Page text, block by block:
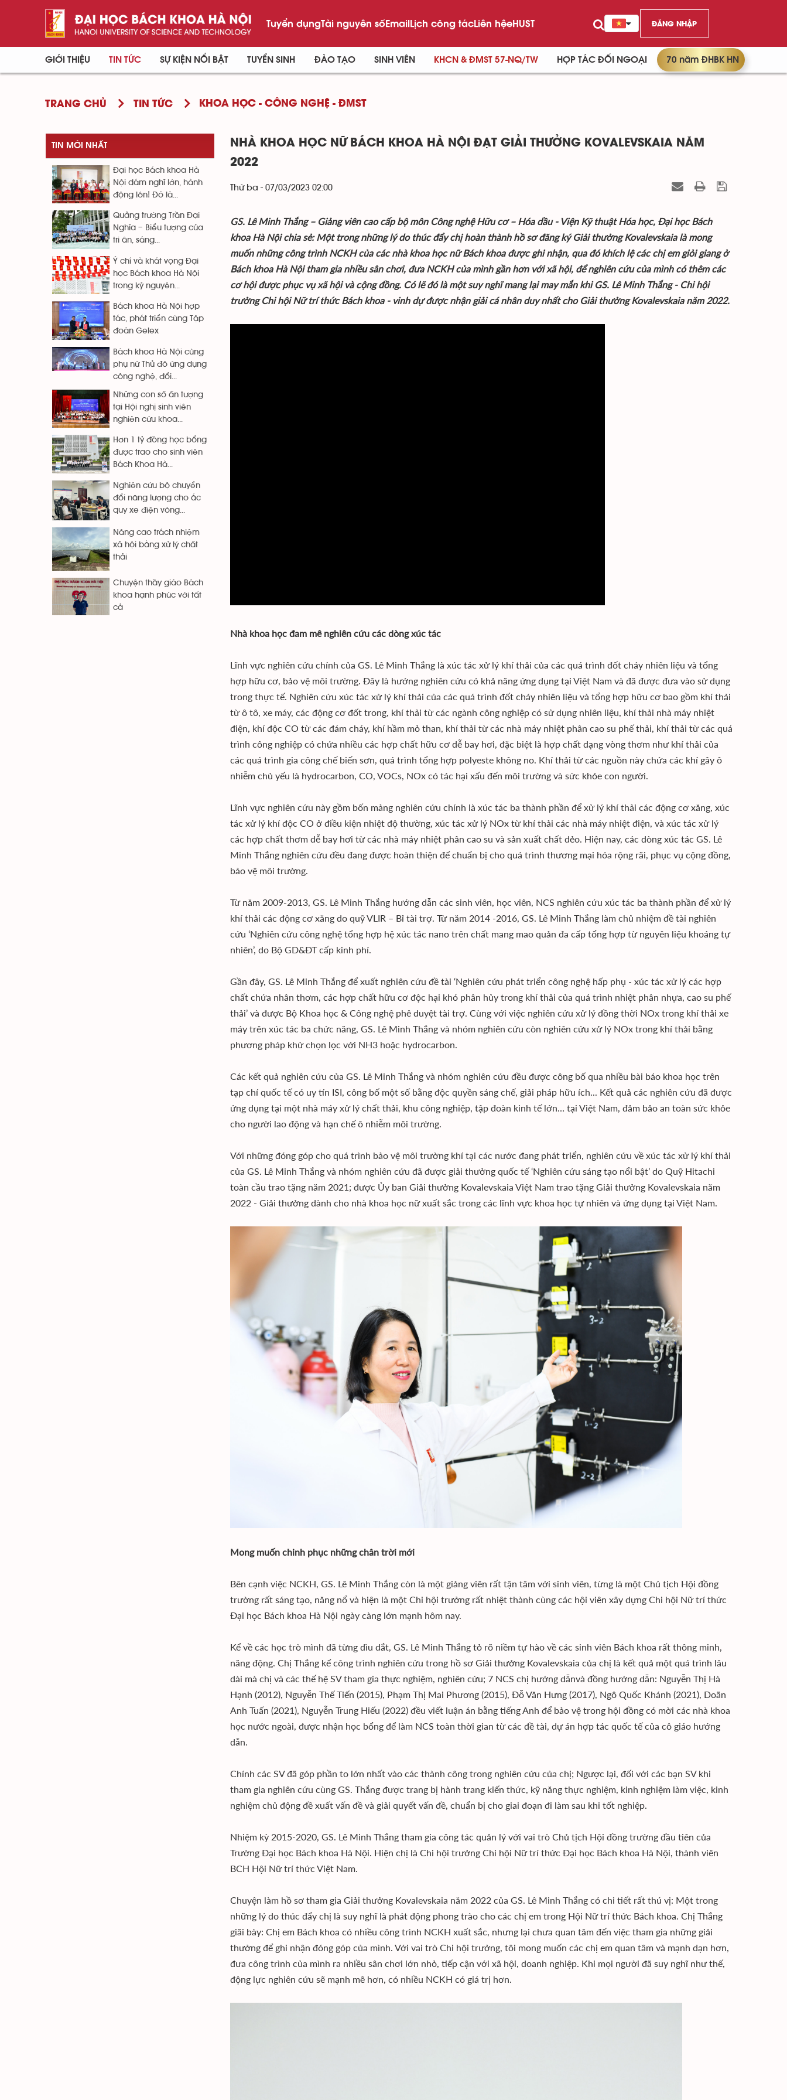
Tuyển dụngTài nguyên sốEmailLịch công tácLiên hệeHUST ĐĂNG NHẬP
GIỚI THIỆU TIN TỨC SỰ KIỆN NỔI BẬT TUYỂN SINH ĐÀO TẠO SINH VIÊN KHCN & ĐMST 57-NQ/TW HỢP TÁC ĐỐI NGOẠI 70 năm ĐHBK HN
TRANG CHỦ TIN TỨC KHOA HỌC - CÔNG NGHỆ - ĐMST
NHÀ KHOA HỌC NỮ BÁCH KHOA HÀ NỘI ĐẠT GIẢI THƯỞNG KOVALEVSKAIA NĂM
2022
Thứ ba - 07/03/2023 02:00
GS. Lê Minh Thắng – Giảng viên cao cấp bộ môn Công nghệ Hữu cơ – Hóa dầu - Viện Kỹ thuật Hóa học, Đại học Bách
khoa Hà Nội chia sẻ: Một trong những lý do thúc đẩy chị hoàn thành hồ sơ đăng ký Giải thưởng Kovalevskaia là mong
muốn những công trình NCKH của các nhà khoa học nữ Bách khoa được ghi nhận, qua đó khích lệ các chị em giỏi giang ở
Bách khoa Hà Nội tham gia nhiều sân chơi, đưa NCKH của mình gần hơn với xã hội, để nghiên cứu của mình có thêm các
cơ hội được phục vụ xã hội và cộng đồng. Có lẽ đó là một suy nghĩ mang lại may mắn khi GS. Lê Minh Thắng - Chi hội
trưởng Chi hội Nữ trí thức Bách khoa - vinh dự được nhận giải cá nhân duy nhất cho Giải thưởng Kovalevskaia năm 2022.
Nhà khoa học đam mê nghiên cứu các dòng xúc tác
Lĩnh vực nghiên cứu chính của GS. Lê Minh Thắng là xúc tác xử lý khí thải của các quá trình đốt cháy nhiên liệu và tổng
hợp hữu cơ, bảo vệ môi trường. Đây là hướng nghiên cứu có khả năng ứng dụng tại Việt Nam và đã được đưa vào sử dụng
trong thực tế. Nghiên cứu xúc tác xử lý khí thải của các quá trình đốt cháy nhiên liệu và tổng hợp hữu cơ bao gồm khí thải
từ ô tô, xe máy, các động cơ đốt trong, khí thải từ các ngành công nghiệp có sử dụng nhiên liệu, khí thải nhà máy nhiệt
điện, khí độc CO từ các đám cháy, khí hầm mỏ than, khí thải từ các nhà máy nhiệt phân cao su phế thải, khí thải từ các quá
trình công nghiệp có chứa nhiều các hợp chất hữu cơ dễ bay hơi, đặc biệt là hợp chất dạng vòng thơm như khí thải của
các quá trình gia công chế biến sơn, quá trình tổng hợp polyeste không no. Khí thải từ các nguồn này chứa các khí gây ô
nhiễm chủ yếu là hydrocarbon, CO, VOCs, NOx có tác hại xấu đến môi trường và sức khỏe con người.
Lĩnh vực nghiên cứu này gồm bốn mảng nghiên cứu chính là xúc tác ba thành phần để xử lý khí thải các động cơ xăng, xúc
tác xử lý khí độc CO ở điều kiện nhiệt độ thường, xúc tác xử lý NOx từ khí thải các nhà máy nhiệt điện, và xúc tác xử lý
các hợp chất thơm dễ bay hơi từ các nhà máy nhiệt phân cao su và sản xuất chất dẻo. Hiện nay, các dòng xúc tác GS. Lê
Minh Thắng nghiên cứu đều đang được hoàn thiện để chuẩn bị cho quá trình thương mại hóa rộng rãi, phục vụ cộng đồng,
bảo vệ môi trường.
Từ năm 2009-2013, GS. Lê Minh Thắng hướng dẫn các sinh viên, học viên, NCS nghiên cứu xúc tác ba thành phần để xử lý
khí thải các động cơ xăng do quỹ VLIR – Bỉ tài trợ. Từ năm 2014 -2016, GS. Lê Minh Thắng làm chủ nhiệm đề tài nghiên
cứu ‘Nghiên cứu công nghệ tổng hợp hệ xúc tác nano trên chất mang mao quản đa cấp tổng hợp từ nguyên liệu khoáng tự
nhiên’, do Bộ GD&ĐT cấp kinh phí.
Gần đây, GS. Lê Minh Thắng để xuất nghiên cứu đề tài ‘Nghiên cứu phát triển công nghệ hấp phụ - xúc tác xử lý các hợp
chất chứa nhân thơm, các hợp chất hữu cơ độc hại khó phân hủy trong khí thải của quá trình nhiệt phân nhựa, cao su phế
thải’ và được Bộ Khoa học & Công nghệ phê duyệt tài trợ. Cùng với việc nghiên cứu xử lý đồng thời NOx trong khí thải xe
máy trên xúc tác ba chức năng, GS. Lê Minh Thắng và nhóm nghiên cứu còn nghiên cứu xử lý NOx trong khí thải bằng
phương pháp khử chọn lọc với NH3 hoặc hydrocarbon.
Các kết quả nghiên cứu của GS. Lê Minh Thắng và nhóm nghiên cứu đều được công bố qua nhiều bài báo khoa học trên
tạp chí quốc tế có uy tín ISI, công bố một số bằng độc quyền sáng chế, giải pháp hữu ích... Kết quả các nghiên cứu đã được
ứng dụng tại một nhà máy xử lý chất thải, khu công nghiệp, tập đoàn kinh tế lớn… tại Việt Nam, đảm bảo an toàn sức khỏe
cho người lao động và hạn chế ô nhiễm môi trường.
Với những đóng góp cho quá trình bảo vệ môi trường khí tại các nước đang phát triển, nghiên cứu về xúc tác xử lý khí thải
của GS. Lê Minh Thắng và nhóm nghiên cứu đã được giải thưởng quốc tế ‘Nghiên cứu sáng tạo nổi bật’ do Quỹ Hitachi
toàn cầu trao tặng năm 2021; được Ủy ban Giải thưởng Kovalevskaia Việt Nam trao tặng Giải thưởng Kovalevskaia năm
2022 - Giải thưởng dành cho nhà khoa học nữ xuất sắc trong các lĩnh vực khoa học tự nhiên và ứng dụng tại Việt Nam.
Mong muốn chinh phục những chân trời mới
Bên cạnh việc NCKH, GS. Lê Minh Thắng còn là một giảng viên rất tận tâm với sinh viên, từng là một Chủ tịch Hội đồng
trường rất sáng tạo, năng nổ và hiện là một Chi hội trưởng rất nhiệt thành cùng các hội viên xây dựng Chi hội Nữ trí thức
Đại học Bách khoa Hà Nội ngày càng lớn mạnh hôm nay.
Kể về các học trò mình đã từng dìu dắt, GS. Lê Minh Thắng tỏ rõ niềm tự hào về các sinh viên Bách khoa rất thông minh,
năng động. Chị Thắng kể công trình nghiên cứu trong hồ sơ Giải thưởng Kovalevskaia của chị là kết quả một quá trình lâu
dài mà chị và các thế hệ SV tham gia thực nghiệm, nghiên cứu; 7 NCS chị hướng dẫnvà đồng hướng dẫn: Nguyễn Thị Hà
Hạnh (2012), Nguyễn Thế Tiến (2015), Phạm Thị Mai Phương (2015), Đỗ Văn Hưng (2017), Ngô Quốc Khánh (2021), Doãn
Anh Tuấn (2021), Nguyễn Trung Hiếu (2022) đều viết luận án bằng tiếng Anh để bảo vệ trong hội đồng có mời các nhà khoa
học nước ngoài, được nhận học bổng để làm NCS toàn thời gian từ các đề tài, dự án hợp tác quốc tế của cô giáo hướng
dẫn.
Chính các SV đã góp phần to lớn nhất vào các thành công trong nghiên cứu của chị; Ngược lại, đối với các bạn SV khi
tham gia nghiên cứu cùng GS. Thắng được trang bị hành trang kiến thức, kỹ năng thực nghiệm, kinh nghiệm làm việc, kinh
nghiệm chủ động đề xuất vấn đề và giải quyết vấn đề, chuẩn bị cho giai đoạn đi làm sau khi tốt nghiệp.
Nhiệm kỳ 2015-2020, GS. Lê Minh Thắng tham gia công tác quản lý với vai trò Chủ tịch Hội đồng trường đầu tiên của
Trường Đại học Bách khoa Hà Nội. Hiện chị là Chi hội trưởng Chi hội Nữ trí thức Đại học Bách khoa Hà Nội, thành viên
BCH Hội Nữ trí thức Việt Nam.
Chuyện làm hồ sơ tham gia Giải thưởng Kovalevskaia năm 2022 của GS. Lê Minh Thắng có chi tiết rất thú vị: Một trong
những lý do thúc đẩy chị là suy nghĩ là phát động phong trào cho các chị em trong Hội Nữ trí thức Bách khoa. Chị Thắng
giãi bày: Chị em Bách khoa có nhiều công trình NCKH xuất sắc, nhưng lại chưa quan tâm đến việc tham gia những giải
thưởng để ghi nhận đóng góp của mình. Với vai trò Chi hội trưởng, tôi mong muốn các chị em quan tâm và mạnh dạn hơn,
đưa công trình của mình ra nhiều sân chơi lớn nhỏ, tiếp cận với xã hội, doanh nghiệp. Khi mọi người đã suy nghĩ như thế,
động lực nghiên cứu sẽ mạnh mẽ hơn, có nhiều NCKH có giá trị hơn.
TIN MỚI NHẤT
Đại học Bách khoa Hà
Nội dám nghĩ lớn, hành
động lớn! Đó là...
Quảng trường Trần Đại
Nghĩa – Biểu tượng của
tri ân, sáng...
Ý chí và khát vọng Đại
học Bách khoa Hà Nội
trong kỷ nguyên...
Bách khoa Hà Nội hợp
tác, phát triển cùng Tập
đoàn Gelex
Bách khoa Hà Nội cùng
phụ nữ Thủ đô ứng dụng
công nghệ, đổi...
Những con số ấn tượng
tại Hội nghị sinh viên
nghiên cứu khoa...
Hơn 1 tỷ đồng học bổng
được trao cho sinh viên
Bách Khoa Hà...
Nghiên cứu bộ chuyển
đổi năng lượng cho ắc
quy xe điện vòng...
Nâng cao trách nhiệm
xã hội bằng xử lý chất
thải
Chuyện thầy giáo Bách
khoa hạnh phúc với tất
cả